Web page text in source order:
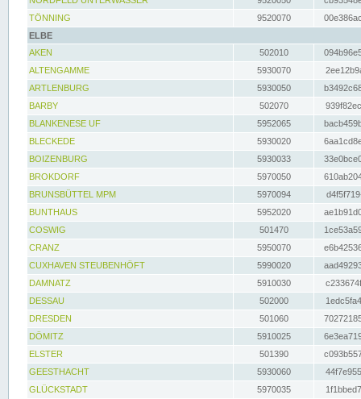
TÖNNING
9520070
ELBE
AKEN
502010
ALTENGAMME
5930070
ARTLENBURG
5930050
BARBY
502070
BLANKENESE UF
5952065
BLECKEDE
5930020
BOIZENBURG
5930033
BROKDORF
5970050
BRUNSBÜTTEL MPM
5970094
BUNTHAUS
5952020
COSWIG
501470
CRANZ
5950070
CUXHAVEN STEUBENHÖFT
5990020
DAMNATZ
5910030
DESSAU
502000
DRESDEN
501060
DÖMITZ
5910025
ELSTER
501390
GEESTHACHT
5930060
GLÜCKSTADT
5970035